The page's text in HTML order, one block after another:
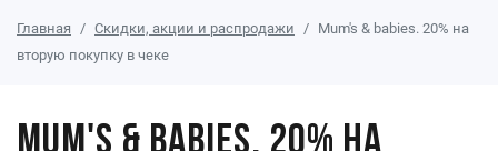
Главная Скидки, акции и распродажи
Mum's & babies. 20% на
вторую покупку в чеке